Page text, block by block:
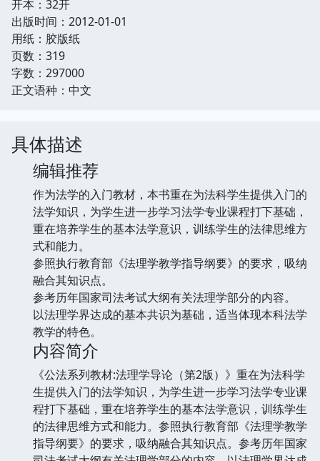
开本：32开
出版时间：2012-01-01
用纸：胶版纸
页数：319
字数：297000
正文语种：中文
具体描述
编辑推荐
作为法学的入门教材，本书重在为法科学生提供入门的
法学知识，为学生进一步学习法学专业课程打下基础，
重在培养学生的基本法学意识，训练学生的法律思维方
式和能力。
参照执行教育部《法理学教学指导纲要》的要求，吸纳
融合其知识点。
参考历年国家司法考试大纲有关法理学部分的内容。
以法理学界达成的基本共识为基础，适当体现本科法学
教学的特色。
内容简介
《公法系列教材:法理学导论（第2版）》重在为法科学
生提供入门的法学知识，为学生进一步学习法学专业课
程打下基础，重在培养学生的基本法学意识，训练学生
的法律思维方式和能力。参照执行教育部《法理学教学
指导纲要》的要求，吸纳融合其知识点。参考历年国家